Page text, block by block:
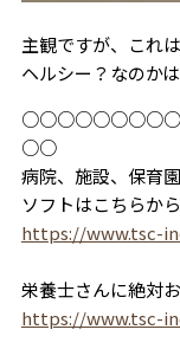
主観ですが、これ
ヘルシー？なのか
○○
病院、施設、保育
ソフトはこちらから
https://www.tsc-
栄養士さんに絶対
https://www.tsc-